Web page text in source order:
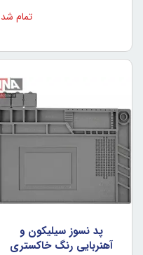
تمام شد
پد نسوز سيليکون و
آهنربايي رنگ خاکستري